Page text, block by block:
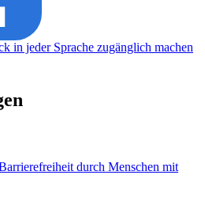
in jeder Sprache zugänglich machen
durch Menschen mit